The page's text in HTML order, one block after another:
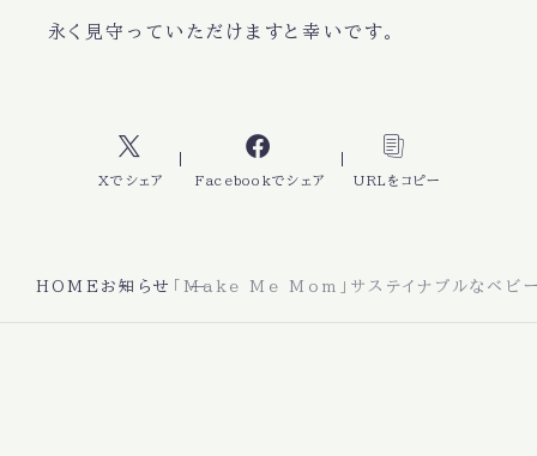
永く見守っていただけますと幸いです。
Xでシェア Facebookでシェア URLをコピー
HOME お知らせ 「Make Me Mom」サステイナブルなベビー